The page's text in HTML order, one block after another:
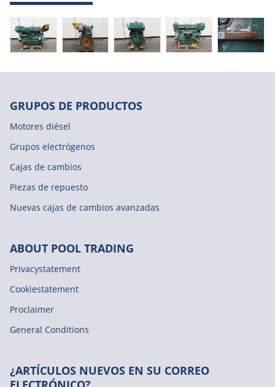
GRUPOS DE PRODUCTOS
Motores diésel
Grupos electrógenos
Cajas de cambios
Piezas de repuesto
Nuevas cajas de cambios avanzadas
ABOUT POOL TRADING
Privacystatement
Cookiestatement
Proclaimer
General Conditions
¿ARTÍCULOS NUEVOS EN SU CORREO